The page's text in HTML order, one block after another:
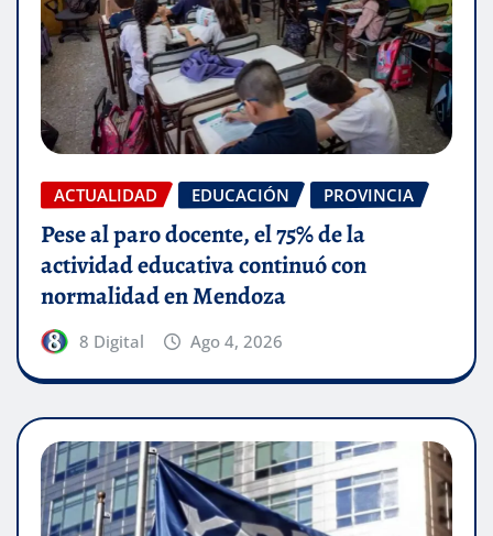
ACTUALIDAD EDUCACIÓN PROVINCIA
Pese al paro docente, el 75% de la
actividad educativa continuó con
normalidad en Mendoza
8 Digital Ago 4, 2026